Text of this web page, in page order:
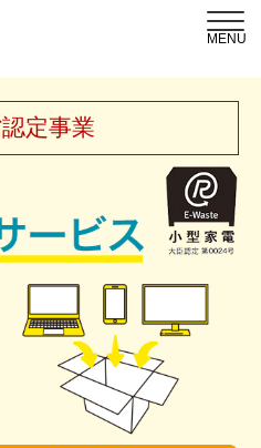
定事業